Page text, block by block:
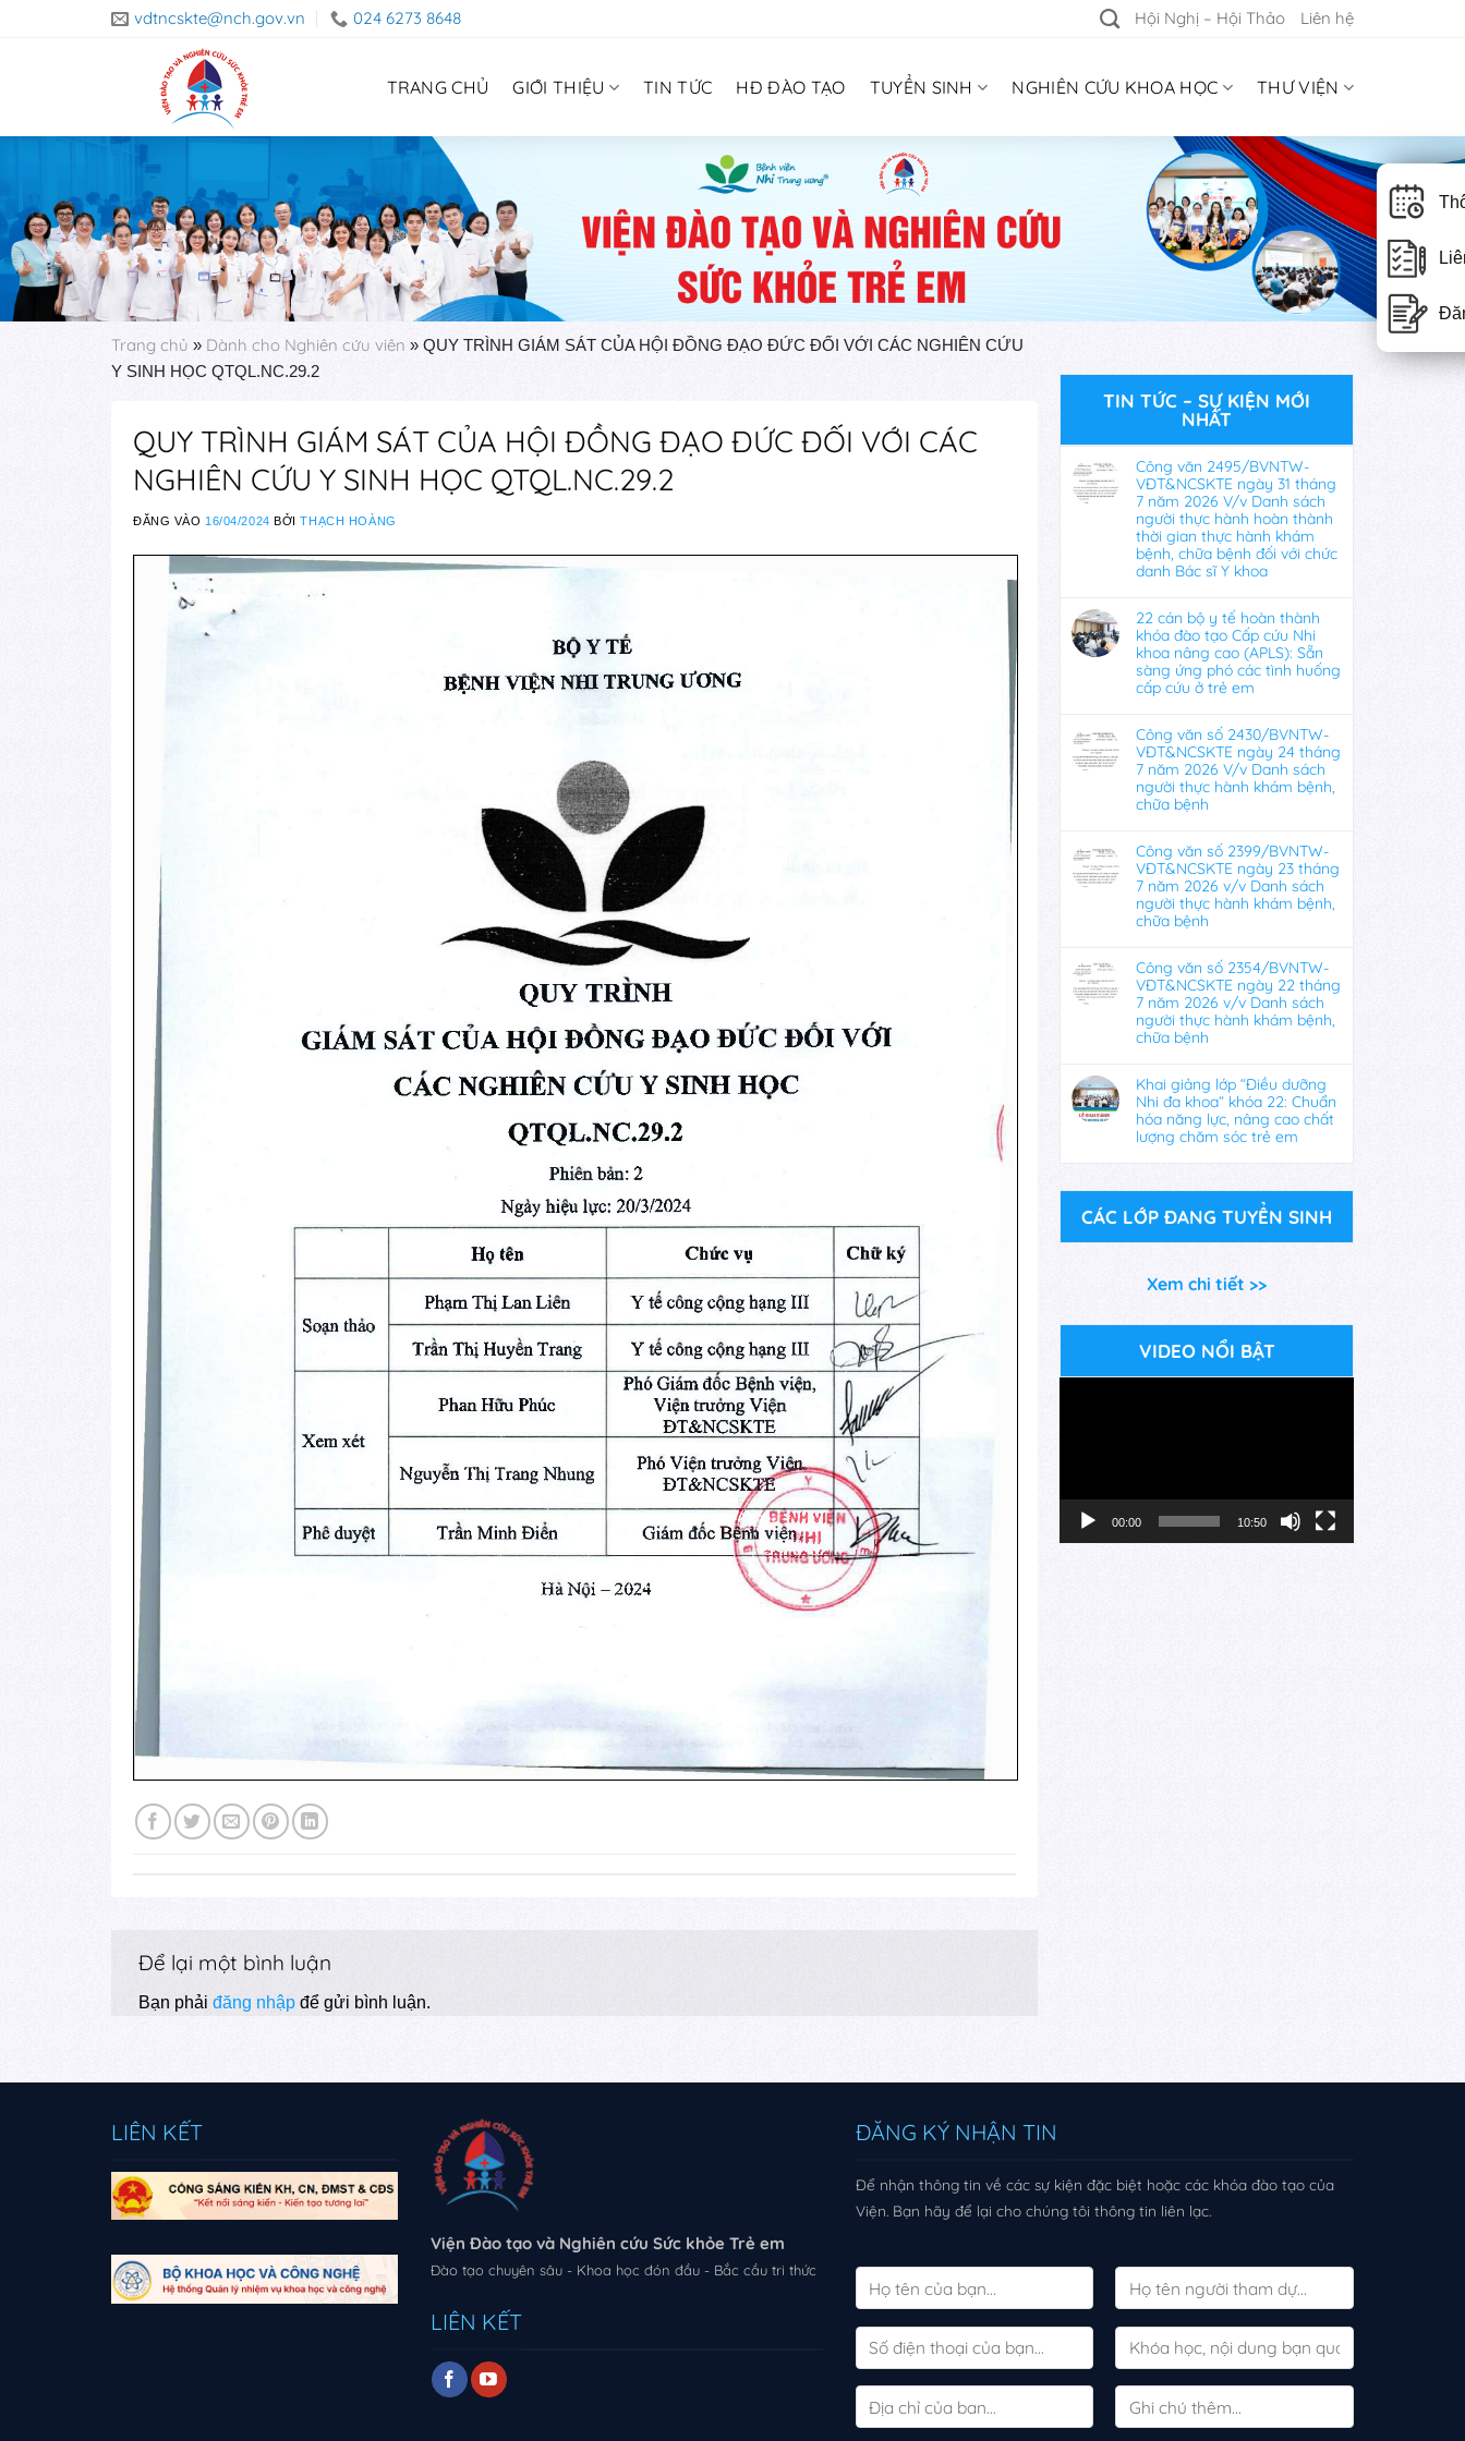
vdtncskte@nch.gov.vn 024 6273 8648 Hội Nghị – Hội Thảo Liên hệ
TRANG CHỦ GIỚI THIỆU TIN TỨC HĐ ĐÀO TẠO TUYỂN SINH NGHIÊN CỨU KHOA HỌC THƯ VIỆN
Trang chủ » Dành cho Nghiên cứu viên » QUY TRÌNH GIÁM SÁT CỦA HỘI ĐỒNG ĐẠO ĐỨC ĐỐI VỚI CÁC NGHIÊN CỨU
Y SINH HỌC QTQL.NC.29.2
QUY TRÌNH GIÁM SÁT CỦA HỘI ĐỒNG ĐẠO ĐỨC ĐỐI VỚI CÁC
NGHIÊN CỨU Y SINH HỌC QTQL.NC.29.2
ĐĂNG VÀO 16/04/2024 BỞITHẠCH HOÀNG
Để lại một bình luận
Bạn phải đăng nhập để gửi bình luận.
TIN TỨC – SỰ KIỆN MỚI
NHẤT
Công văn 2495/BVNTW-
VĐT&NCSKTE ngày 31 tháng
7 năm 2026 V/v Danh sách
người thực hành hoàn thành
thời gian thực hành khám
bệnh, chữa bệnh đối với chức
danh Bác sĩ Y khoa
22 cán bộ y tế hoàn thành
khóa đào tạo Cấp cứu Nhi
khoa nâng cao (APLS): Sẵn
sàng ứng phó các tình huống
cấp cứu ở trẻ em
Công văn số 2430/BVNTW-
VĐT&NCSKTE ngày 24 tháng
7 năm 2026 V/v Danh sách
người thực hành khám bệnh,
chữa bệnh
Công văn số 2399/BVNTW-
VĐT&NCSKTE ngày 23 tháng
7 năm 2026 v/v Danh sách
người thực hành khám bệnh,
chữa bệnh
Công văn số 2354/BVNTW-
VĐT&NCSKTE ngày 22 tháng
7 năm 2026 v/v Danh sách
người thực hành khám bệnh,
chữa bệnh
Khai giảng lớp “Điều dưỡng
Nhi đa khoa” khóa 22: Chuẩn
hóa năng lực, nâng cao chất
lượng chăm sóc trẻ em
CÁC LỚP ĐANG TUYỂN SINH
Xem chi tiết >>
VIDEO NỔI BẬT
00:00 10:50
LIÊN KẾT
Viện Đào tạo và Nghiên cứu Sức khỏe Trẻ em
Đào tạo chuyên sâu - Khoa học đón đầu - Bắc cầu tri thức
LIÊN KẾT
ĐĂNG KÝ NHẬN TIN
Để nhận thông tin về các sự kiện đặc biệt hoặc các khóa đào tạo của
Viện. Bạn hãy để lại cho chúng tôi thông tin liên lạc.